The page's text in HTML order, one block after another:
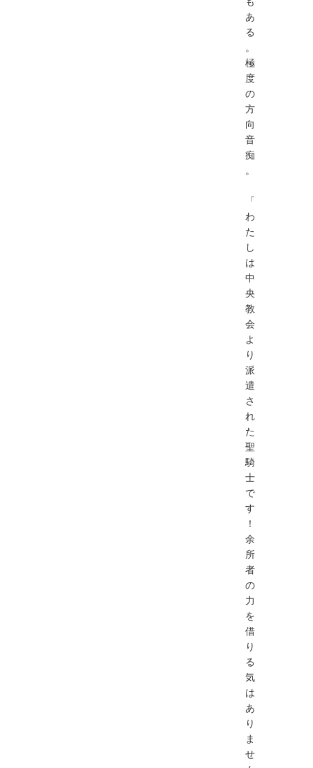
あ
る
。
極
度
の
方
向
音
痴
。
「
わ
た
し
は
中
央
教
会
よ
り
派
遣
さ
れ
た
聖
騎
士
で
す
！
余
所
者
の
力
を
借
り
る
気
は
あ
り
ま
せ